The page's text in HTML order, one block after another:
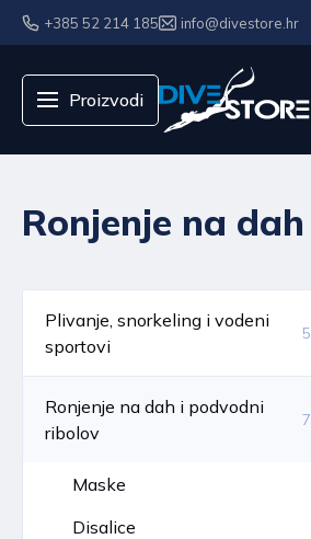
+385 52 214 185 info@divestore.hr
Proizvodi
Ronjenje na
Plivanje, snorkeling i vodeni
sportovi
Ronjenje na dah i podvodni
ribolov
Maske
Disalice